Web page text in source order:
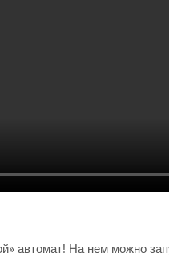
автомат! На нем можно